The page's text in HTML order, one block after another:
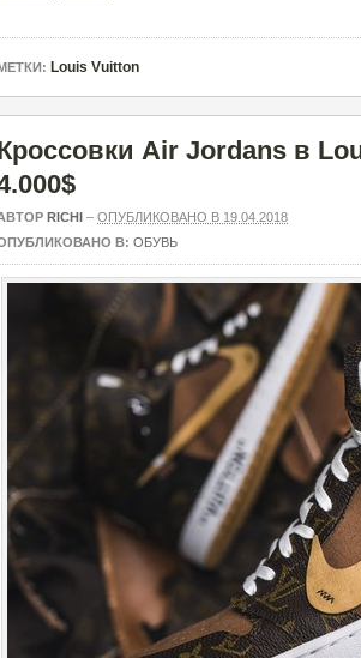
Louis Vuitton
Air Jordans в
RICHI – ОПУБЛИКОВАНО В 19.04.2018
В: ОБУВЬ